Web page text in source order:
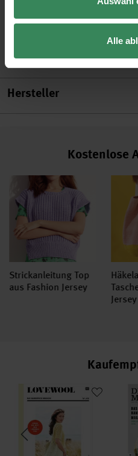
Alle
Hersteller
Kostenlose
Strickanleitung Top
aus Fashion Jersey
Jersey
Lovewool No. 22 Frühjahr-Die